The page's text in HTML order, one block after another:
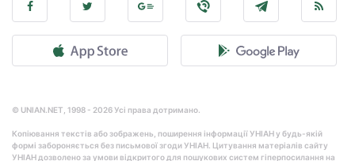
© UNIAN.NET, 1998 - 2026 Усі права дотримано.
Копіювання текстів або зображень, поширення інформації УНІАН у будь-якій
формі забороняється без письмової згоди УНІАН. Цитування матеріалів сайту
УНІАН дозволено за умови відкритого для пошукових систем гіперпосилання на